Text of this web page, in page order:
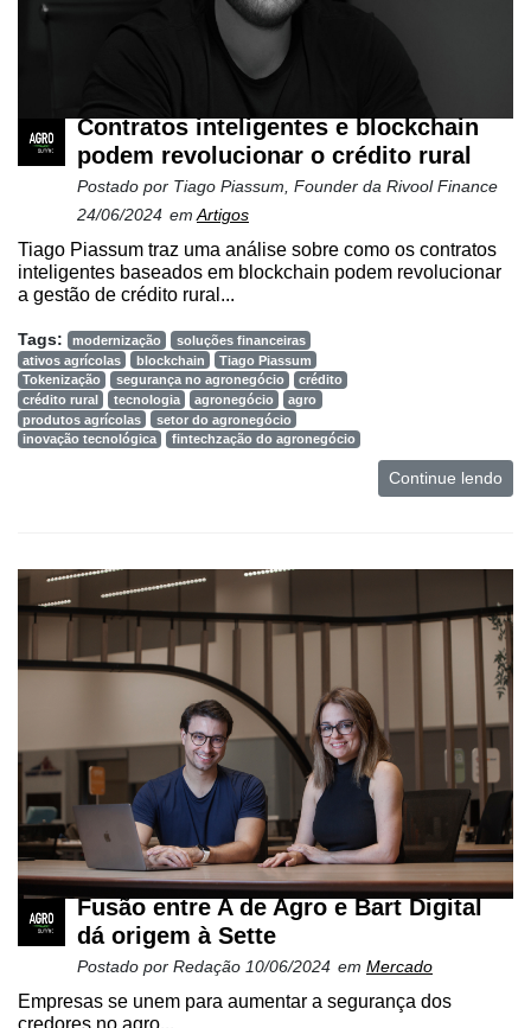
se
conta
Notícias
Destaque
Mercado
de
Contratos inteligentes e blockchain
podem revolucionar o crédito rural
Postado por Tiago Piassum, Founder da Rivool Finance
24/06/2024 em Artigos
Tiago Piassum traz uma análise sobre como os contratos
inteligentes baseados em blockchain podem revolucionar
a gestão de crédito rural...
Tags: modernização
soluções financeiras
ativos agrícolas
blockchain
Tiago Piassum
Tokenização
segurança no agronegócio
crédito
crédito rural
tecnologia agronegócio
agro
produtos agrícolas
setor do agronegócio
inovação tecnológica
fintechzação do agronegócio
Continue lendo
Fusão entre A de Agro e Bart Digital
dá origem à Sette
Postado por Redação 10/06/2024 em Mercado
Empresas se unem para aumentar a segurança dos